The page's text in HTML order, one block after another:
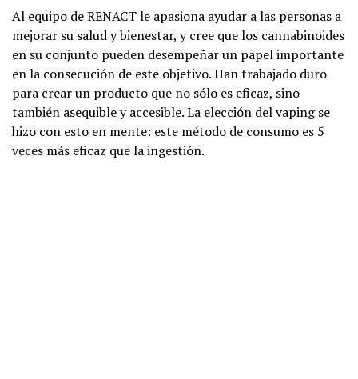
Al equipo de RENACT le apasiona ayudar a las personas a
mejorar su salud y bienestar, y cree que los cannabinoides
en su conjunto pueden desempeñar un papel importante
en la consecución de este objetivo. Han trabajado duro
para crear un producto que no sólo es eficaz, sino
también asequible y accesible. La elección del vaping se
hizo con esto en mente: este método de consumo es 5
veces más eficaz que la ingestión.